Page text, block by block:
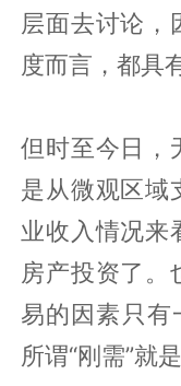
层面去讨论，
度而言，都具
但时至今日，
是从微观区域
业收入情况来
房产投资了。
易的因素只有
所谓“刚需”就